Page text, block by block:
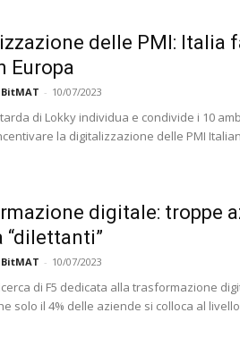
delle PMI: Italia
Europa
- 10/07/2023
di Lokky individua e condivide i 10
la digitalizzazione delle PMI
digitale: troppe
“dilettanti”
- 10/07/2023
di F5 dedicata alla trasformazione
solo il 4% delle aziende si colloca al